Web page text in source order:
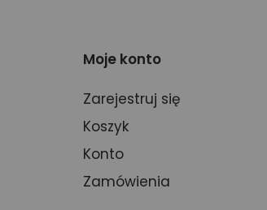
Moje konto
Zarejestruj się
Koszyk
Konto
Zamówienia